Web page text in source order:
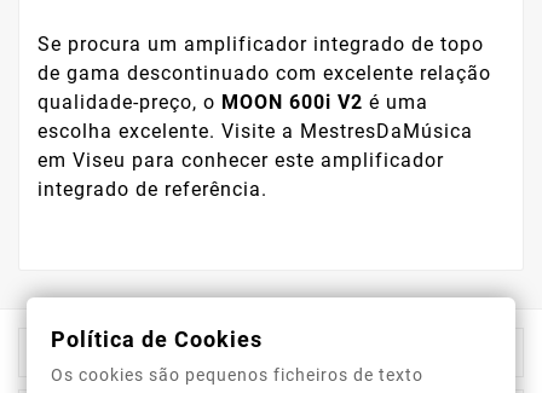
Se procura um amplificador integrado de topo
de gama descontinuado com excelente relação
qualidade-preço, o MOON 600i V2 é uma
escolha excelente. Visite a MestresDaMúsica
em Viseu para conhecer este amplificador
integrado de referência.
Informação Da Loja
Política de Cookies
Os cookies são pequenos ficheiros de texto